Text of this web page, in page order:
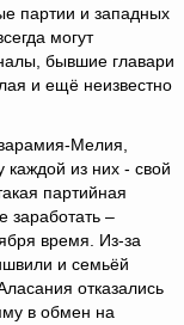
партии и западных
могут
бывшие главари
и ещё неизвестно
Мелия,
из них - свой
партийная
заработать –
время. Из-за
и семьёй
отказались
в обмен на